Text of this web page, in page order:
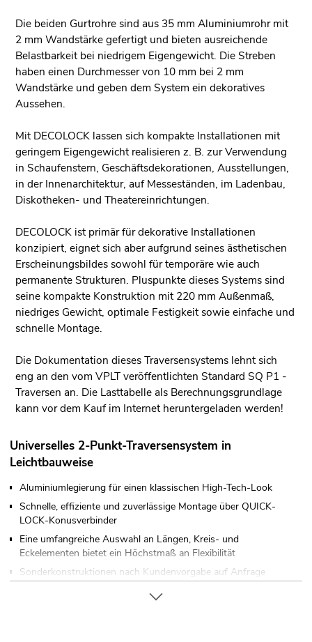
Die beiden Gurtrohre sind aus 35 mm Aluminiumrohr mit
2 mm Wandstärke gefertigt und bieten ausreichende
Belastbarkeit bei niedrigem Eigengewicht. Die Streben
haben einen Durchmesser von 10 mm bei 2 mm
Wandstärke und geben dem System ein dekoratives
Aussehen.
Mit DECOLOCK lassen sich kompakte Installationen mit
geringem Eigengewicht realisieren z. B. zur Verwendung
in Schaufenstern, Geschäftsdekorationen, Ausstellungen,
in der Innenarchitektur, auf Messeständen, im Ladenbau,
Diskotheken- und Theatereinrichtungen.
DECOLOCK ist primär für dekorative Installationen
konzipiert, eignet sich aber aufgrund seines ästhetischen
Erscheinungsbildes sowohl für temporäre wie auch
permanente Strukturen. Pluspunkte dieses Systems sind
seine kompakte Konstruktion mit 220 mm Außenmaß,
niedriges Gewicht, optimale Festigkeit sowie einfache und
schnelle Montage.
Die Dokumentation dieses Traversensystems lehnt sich
eng an den vom VPLT veröffentlichten Standard SQ P1 -
Traversen an. Die Lasttabelle als Berechnungsgrundlage
kann vor dem Kauf im Internet heruntergeladen werden!
Universelles 2-Punkt-Traversensystem in
Leichtbauweise
Aluminiumlegierung für einen klassischen High-Tech-Look
Schnelle, effiziente und zuverlässige Montage über QUICK-
LOCK-Konusverbinder
Eine umfangreiche Auswahl an Längen, Kreis- und
Eckelementen bietet ein Höchstmaß an Flexibilität
Sonderkonstruktionen nach Kundenvorgabe auf Anfrage